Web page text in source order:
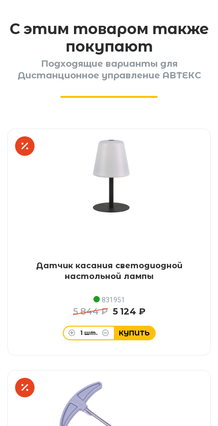
С этим товаром также
покупают
Подходящие варианты для
Дистанционное управление АВТЕКС
Датчик касания светодиодной
настольной лампы
831951
5 844 ₽ 5 124 ₽
1 шт. КУПИТЬ